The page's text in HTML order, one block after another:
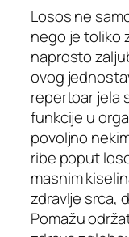
Losos ne
nego je toliko
naprosto
ovog
repertoar jela
funkcije u
povoljno
ribe poput
masnim
zdravlje srca,
Pomažu